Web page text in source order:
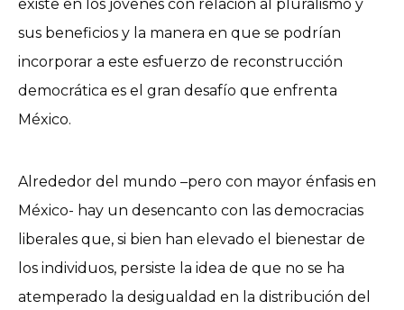
existe en los jóvenes con relación al pluralismo y
sus beneficios y la manera en que se podrían
incorporar a este esfuerzo de reconstrucción
democrática es el gran desafío que enfrenta
México.
Alrededor del mundo –pero con mayor énfasis en
México- hay un desencanto con las democracias
liberales que, si bien han elevado el bienestar de
los individuos, persiste la idea de que no se ha
atemperado la desigualdad en la distribución del